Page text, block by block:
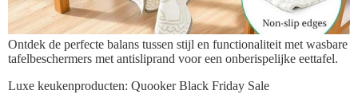
Ontdek de perfecte balans tussen stijl en functionaliteit met wasbare
tafelbeschermers met antisliprand voor een onberispelijke eettafel.
Luxe keukenproducten: Quooker Black Friday Sale